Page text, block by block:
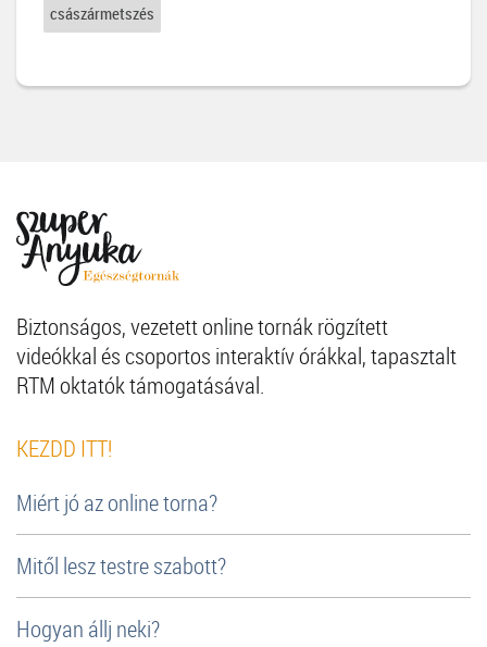
császármetszés
Biztonságos, vezetett online tornák rögzített
videókkal és csoportos interaktív órákkal, tapasztalt
RTM oktatók támogatásával.
KEZDD ITT!
Miért jó az online torna?
Mitől lesz testre szabott?
Hogyan állj neki?